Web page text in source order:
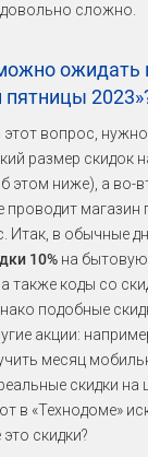
сложно.
ожидать
вопрос,
размер скидок
этом ниже), а во-
проводит
Итак, в обычные
10% на бытовую
также коды со
подобные
акции:
месяц
скидки на
в «Технодоме»
скидки?